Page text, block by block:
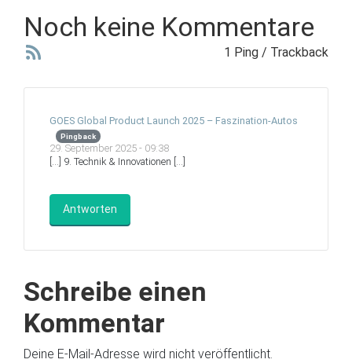
Noch keine Kommentare
1 Ping / Trackback
GOES Global Product Launch 2025 – Faszination-Autos
Pingback
29. September 2025 - 09:38
[…] 9. Technik & Innovationen […]
Antworten
Schreibe einen
Kommentar
Deine E-Mail-Adresse wird nicht veröffentlicht.